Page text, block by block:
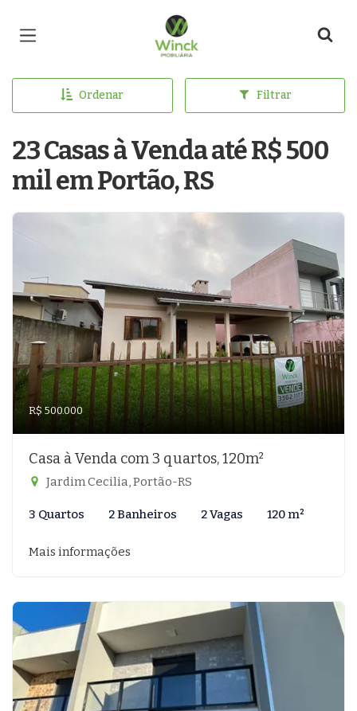
Página inicial
Ordenar Filtrar
23 Casas à Venda até R$ 500
mil em Portão, RS
R$ 500.000
Casa à Venda com 3 quartos, 120m²
Jardim Cecilia, Portão-RS
3 Quartos 2 Banheiros 2 Vagas 120 m²
Mais informações